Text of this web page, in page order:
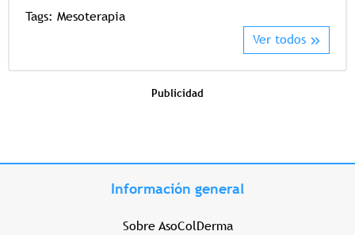
Tags: Mesoterapia
Ver todos
Publicidad
Información general
Sobre AsoColDerma